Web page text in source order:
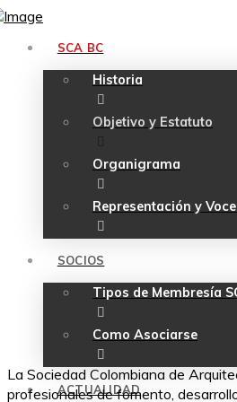
SCA BC
Historia
Objetivo y Estatuto
Organigrama
Representación y
SOCIOS
Tipos de Membresía
Como Asociarse
ACTUALIDAD
La Sociedad Colombiana de
profesionales de fomento,